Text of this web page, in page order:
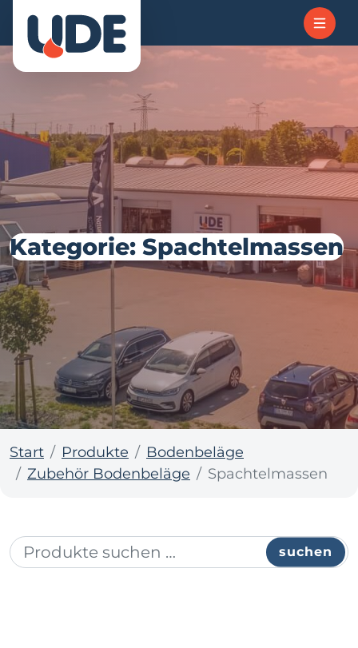
Kategorie: Spachtelmassen
Start Produkte
Bodenbeläge
Zubehör Bodenbeläge
Spachtelmassen
suchen